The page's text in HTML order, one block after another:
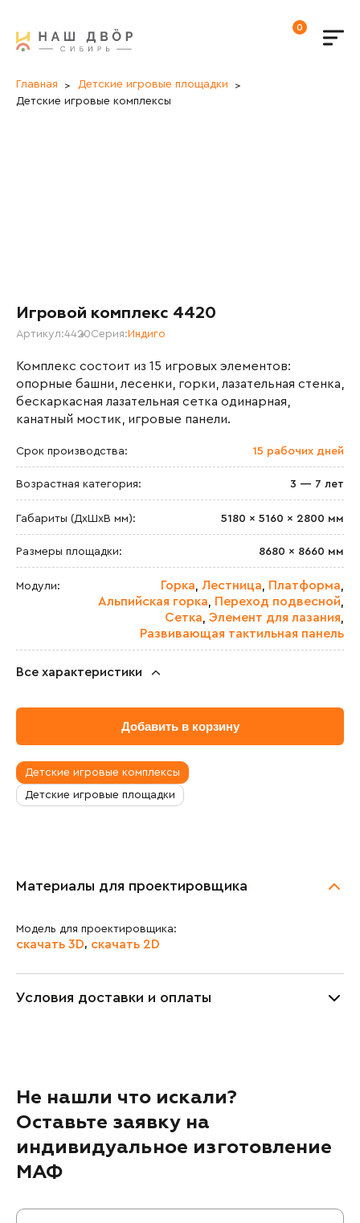
0
Главная
Детские игровые площадки
Детские игровые комплексы
Игровой комплекс 4420
Артикул:4420Серия:Индиго
Комплекс состоит из 15 игровых элементов:
опорные башни, лесенки, горки, лазательная стенка,
бескаркасная лазательная сетка одинарная,
канатный мостик, игровые панели.
Срок производства: 15 рабочих дней
Возрастная категория: 3 — 7 лет
Габариты (ДхШxВ мм): 5180 × 5160 × 2800 мм
Размеры площадки: 8680 × 8660 мм
Модули: Горка, Лестница, Платформа,
Альпийская горка, Переход подвесной,
Сетка, Элемент для лазания,
Развивающая тактильная панель
Все характеристики
Транспортировочный объём:
Добавить в корзину
Детские игровые комплексы
Детские игровые площадки
Материалы для проектировщика
Модель для проектировщика:
скачать 3D, скачать 2D
Условия доставки и оплаты
Не нашли что искали?
Оставьте заявку на
индивидуальное изготовление
МАФ